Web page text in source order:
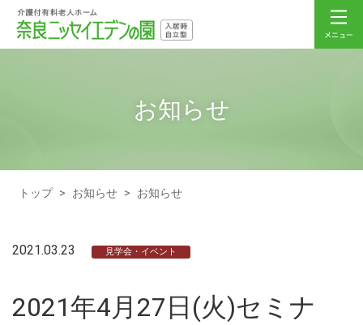
お知らせ
トップ > お知らせ > お知らせ
2021.03.23 見学会・イベント
2021年4月27日(火)セミナ